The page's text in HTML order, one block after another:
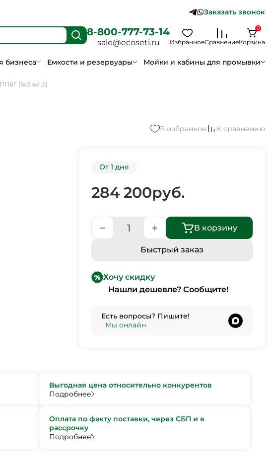
Заказать звонок
8-800-777-73-14
sale@ecoseti.ru ИзбранноеСравнениеКорзина
0
бизнеса Емкости и резервуары Мойки и кабины для промывки
(6х2,4х1,5)
В избранное К сравнению
От 1 дня
284 200руб.
В корзину
Быстрый заказ
Хочу скидку
Нашли дешевле? Сообщите!
Есть вопросы? Пишите!
• Мы онлайн
Выгодная цена относительно конкурентов
Подробнее
Оплата по факту поставки, через СБП и в
рассрочку
Подробнее